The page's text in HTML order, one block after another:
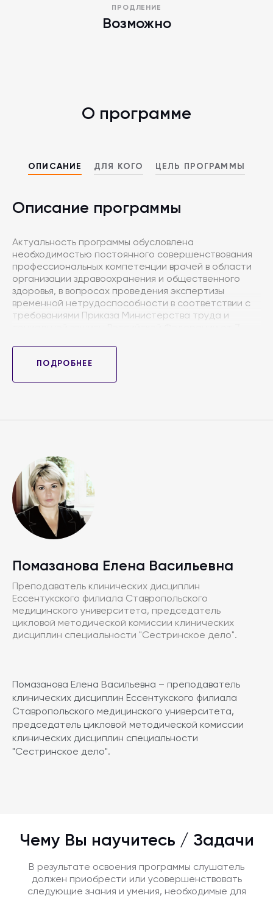
ПРОДЛЕНИЕ
Возможно
О программе
ОПИСАНИЕ ДЛЯ КОГО ЦЕЛЬ ПРОГРАММЫ
Описание программы
Актуальность программы обусловлена
необходимостью постоянного совершенствования
профессиональных компетенции врачей в области
организации здравоохранения и общественного
здоровья, в вопросах проведения экспертизы
временной нетрудоспособности в соответствии с
требованиями Приказа Министерства труда и
области организации здравоохранения и
ПОДРОБНЕЕ
Помазанова Елена Васильевна
Преподаватель клинических дисциплин
Ессентукского филиала Ставропольского
медицинского университета, председатель
цикловой методической комиссии клинических
дисциплин специальности "Сестринское дело".
Помазанова Елена Васильевна – преподаватель
клинических дисциплин Ессентукского филиала
Ставропольского медицинского университета,
председатель цикловой методической комиссии
клинических дисциплин специальности
"Сестринское дело".
Чему Вы научитесь / Задачи
В результате освоения программы слушатель
должен приобрести или усовершенствовать
следующие знания и умения, необходимые для